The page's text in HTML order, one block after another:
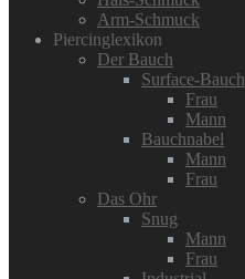
Arm-Schmuck
Piercinglexikon
Der Bauch
Surface-Bauch
Frau
Mann
Bauchnabel
Mann
Frau
Das Ohr
Snug
Mann
Frau